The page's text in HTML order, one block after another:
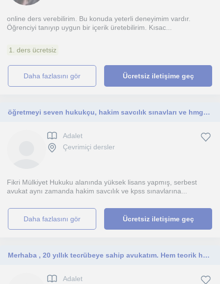
online ders verebilirim. Bu konuda yeterli deneyimim vardır.
Öğrenciyi tanıyıp uygun bir içerik üretebilirim. Kısac...
1. ders ücretsiz
daha fazlasını gör Ücretsiz iletişime geç
öğretmeyi seven hukukçu, hakim savcılık sınavları ve hmgs ye yardımcı
Adalet
Çevrimiçi dersler
Fikri Mülkiyet Hukuku alanında yüksek lisans yapmış, serbest
avukat aynı zamanda hakim savcılık ve kpss sınavlarına...
daha fazlasını gör Ücretsiz iletişime geç
Merhaba , 20 yıllık tecrübeye sahip avukatım. Hem teorik hem de pratik uygulamaları aktarabileceğime inanıyorum.
Adalet